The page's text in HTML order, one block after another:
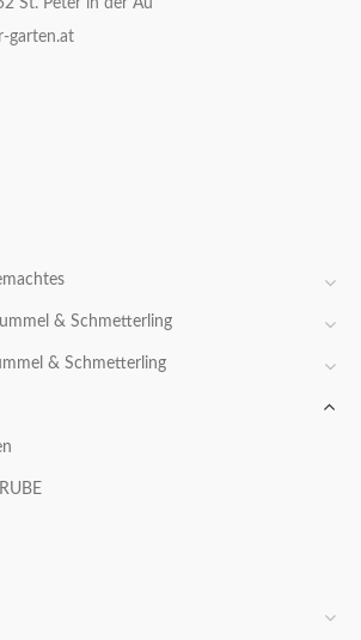
garten.at
& Schmetterling
& Schmetterling